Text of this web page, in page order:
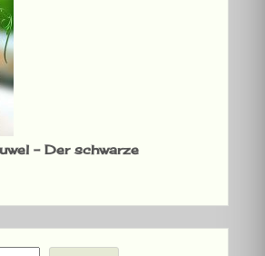
– Der schwarze